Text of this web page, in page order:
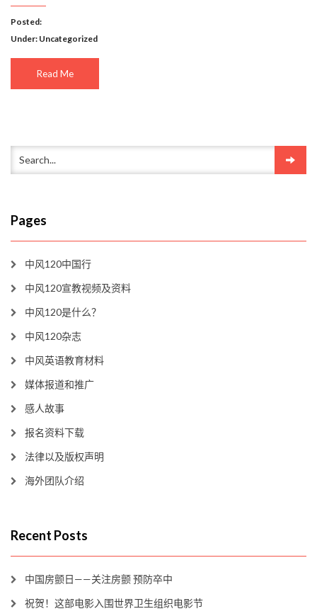
Posted:
Under: Uncategorized
Read Me
Pages
中风120中国行
中风120宣教视频及资料
中风120是什么？
中风120杂志
中风英语教育材料
媒体报道和推广
感人故事
报名资料下载
法律以及版权声明
海外团队介绍
Recent Posts
中国房颤日——关注房颤 预防卒中
祝贺！这部电影入围世界卫生组织电影节